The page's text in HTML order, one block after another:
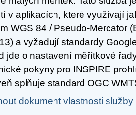
v aplikacích, které využívají
WGS 84 / Pseudo-Mercator
a vyžadují standardy
jde o nastavení měřítkové
pokyny pro INSPIRE
splňuje standard OGC
dokument vlastnosti služby